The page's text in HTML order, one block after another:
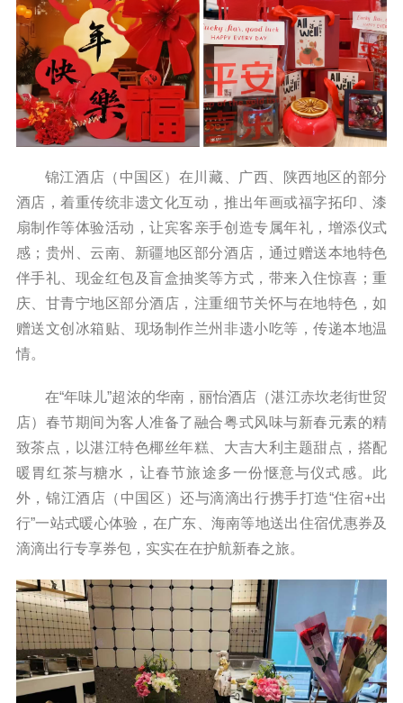
锦江酒店（中国区）在川藏、广西、陕西地区的部分
酒店，着重传统非遗文化互动，推出年画或福字拓印、漆
扇制作等体验活动，让宾客亲手创造专属年礼，增添仪式
感；贵州、云南、新疆地区部分酒店，通过赠送本地特色
伴手礼、现金红包及盲盒抽奖等方式，带来入住惊喜；重
庆、甘青宁地区部分酒店，注重细节关怀与在地特色，如
赠送文创冰箱贴、现场制作兰州非遗小吃等，传递本地温
情。
在“年味儿”超浓的华南，丽怡酒店（湛江赤坎老街世贸
店）春节期间为客人准备了融合粤式风味与新春元素的精
致茶点，以湛江特色椰丝年糕、大吉大利主题甜点，搭配
暖胃红茶与糖水，让春节旅途多一份惬意与仪式感。此
外，锦江酒店（中国区）还与滴滴出行携手打造“住宿+出
行”一站式暖心体验，在广东、海南等地送出住宿优惠券及
滴滴出行专享券包，实实在在护航新春之旅。